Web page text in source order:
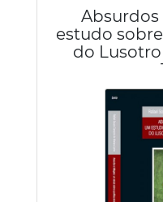
Absurdos
estudo
do